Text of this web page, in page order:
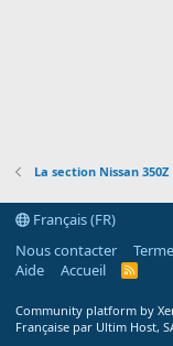
La section Nissan 350Z
Français (FR)
Nous contacter
Aide
Accueil
R
Community platform by
Française par Ultim Host,